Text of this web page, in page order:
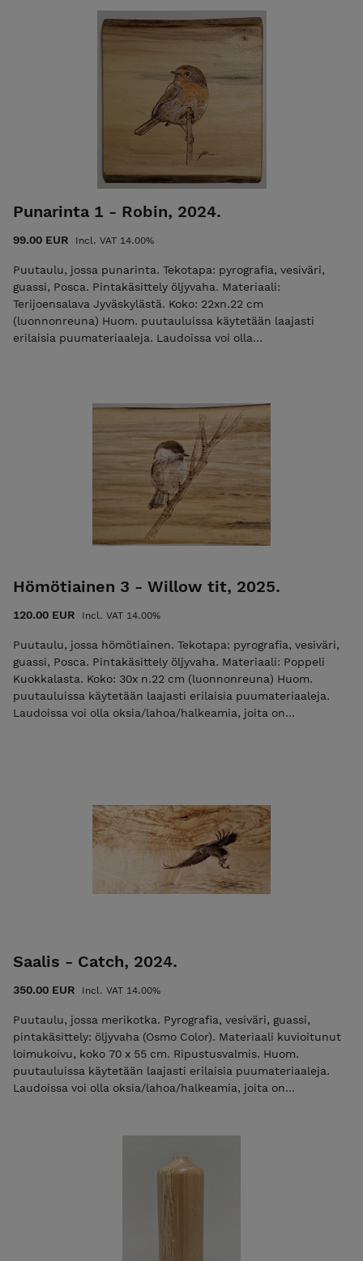
Punarinta 1 - Robin, 2024.
99.00 EUR Incl. VAT 14.00%
Puutaulu, jossa punarinta. Tekotapa: pyrografia, vesiväri,
guassi, Posca. Pintakäsittely öljyvaha. Materiaali:
Terijoensalava Jyväskylästä. Koko: 22xn.22 cm
(luonnonreuna) Huom. puutauluissa käytetään laajasti
erilaisia puumateriaaleja. Laudoissa voi olla
Hömötiainen 3 - Willow tit, 2025.
120.00 EUR Incl. VAT 14.00%
Puutaulu, jossa hömötiainen. Tekotapa: pyrografia, vesiväri,
guassi, Posca. Pintakäsittely öljyvaha. Materiaali: Poppeli
Kuokkalasta. Koko: 30x n.22 cm (luonnonreuna) Huom.
puutauluissa käytetään laajasti erilaisia puumateriaaleja.
Laudoissa voi olla oksia/lahoa/halkeamia, joita on
Saalis - Catch, 2024.
350.00 EUR Incl. VAT 14.00%
Puutaulu, jossa merikotka. Pyrografia, vesiväri, guassi,
pintakäsittely: öljyvaha (Osmo Color). Materiaali kuvioitunut
loimukoivu, koko 70 x 55 cm. Ripustusvalmis. Huom.
puutauluissa käytetään laajasti erilaisia puumateriaaleja.
Laudoissa voi olla oksia/lahoa/halkeamia, joita on